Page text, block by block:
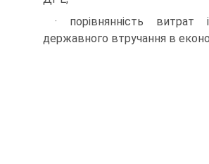
· порівнянність витрат
державного втручання в